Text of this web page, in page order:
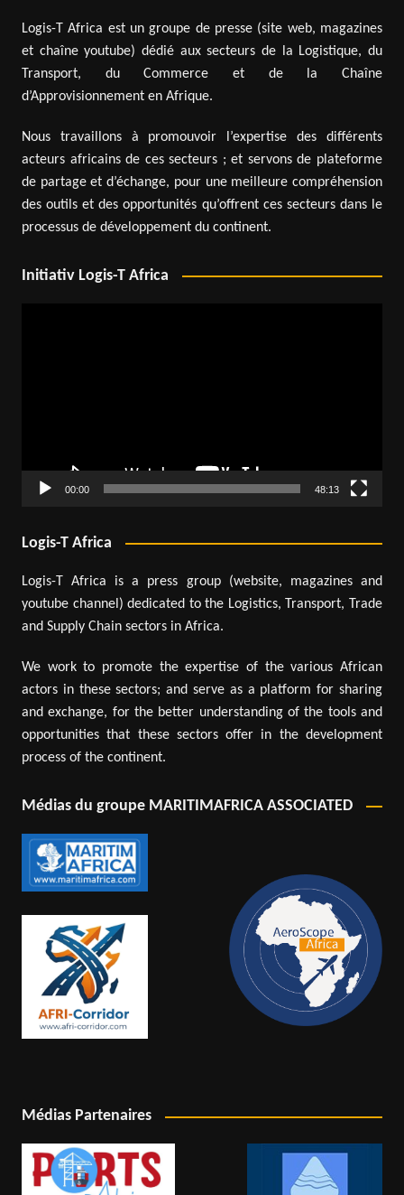
Logis-T Africa est un groupe de presse (site web, magazines
et chaîne youtube) dédié aux secteurs de la Logistique, du
Transport, du Commerce et de la Chaîne
d’Approvisionnement en Afrique.
Nous travaillons à promouvoir l’expertise des différents
acteurs africains de ces secteurs ; et servons de plateforme
de partage et d’échange, pour une meilleure compréhension
des outils et des opportunités qu’offrent ces secteurs dans le
processus de développement du continent.
Initiativ Logis-T Africa
00:00 48:13
Logis-T Africa
Logis-T Africa is a press group (website, magazines and
youtube channel) dedicated to the Logistics, Transport, Trade
and Supply Chain sectors in Africa.
We work to promote the expertise of the various African
actors in these sectors; and serve as a platform for sharing
and exchange, for the better understanding of the tools and
opportunities that these sectors offer in the development
process of the continent.
Médias du groupe MARITIMAFRICA ASSOCIATED
Médias Partenaires